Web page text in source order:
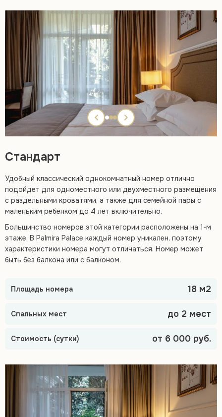
Стандарт
Удобный классический однокомнатный номер отлично
подойдет для одноместного или двухместного размещения
с раздельными кроватями, а также для семейной пары с
маленьким ребенком до 4 лет включительно.
Большинство номеров этой категории расположены на 1-м
этаже. В Palmira Palace каждый номер уникален, поэтому
характеристики номера могут отличаться. Номер может
быть без балкона или с балконом.
Площадь номера 18 м2
Спальных мест до 2 мест
Стоимость (сутки) от 6 000 руб.